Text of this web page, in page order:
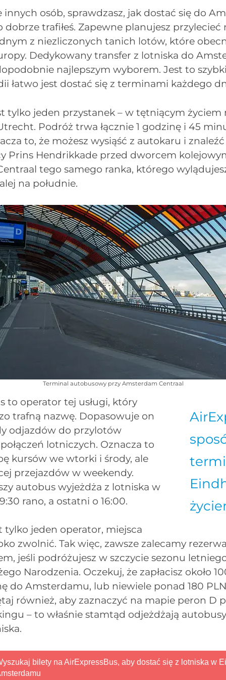
innych osób, sprawdzasz, jak dostać się do
dobrze trafiłeś. Zapewne planujesz przylecieć
z niezliczonych tanich lotów, które
Dedykowany transfer z lotniska do
najlepszym wyborem. Jest to
łatwo jest dostać się z terminami każdego
tylko jeden przystanek – w tętniącym życiem
Podróż trwa łącznie 1 godzinę i 45
to, że możesz wysiąść z autokaru i znaleźć
Prins Hendrikkade przed dworcem
tego samego ranka, którego
na południe.
Terminal autobusowy przy Amsterdam Centraal
to operator tej usługi, który
trafną nazwę. Dopasowuje on
odjazdów do przylotów
lotniczych. Oznacza to
kursów we wtorki i środy, ale
przejazdów w weekendy.
autobus wyjeżdża z lotniska w
rano, a ostatni o 16:00.
tylko jeden operator, miejsca
zwolnić. Tak więc, zawsze zalecamy
jeśli podróżujesz w szczycie sezonu
Narodzenia. Oczekuj, że zapłacisz około
do Amsterdamu, lub niewiele ponad 180
również, aby zaznaczyć na mapie peron D
– to właśnie stamtąd odjeżdżają
bilety na AirExpressBus, aby dostać się z lotniska w